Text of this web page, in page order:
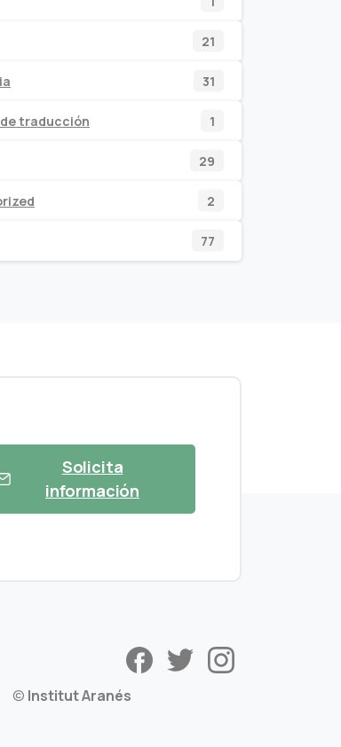
producto
21
productos
31
productos
traducción
1
producto
29
productos
2
productos
77
productos
Solicita
información
© Institut Aranés